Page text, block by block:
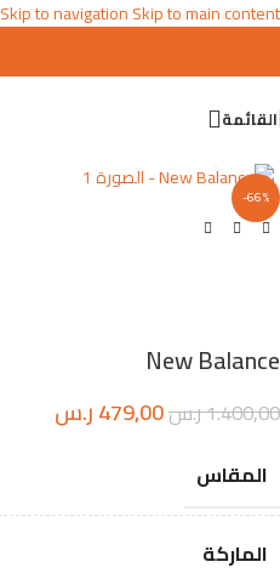
Skip to navigationSkip to main content
القائمة
-66%
New Balance
1.400,00ر.س479,00ر.س
المقاس
الماركة